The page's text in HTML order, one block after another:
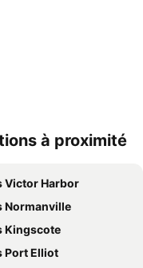
à proximité
Victor Harbor
Normanville
Kingscote
Port Elliot